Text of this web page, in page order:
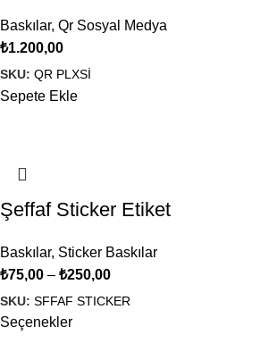
Baskılar, Qr Sosyal Medya
₺1.200,00
SKU: QR PLXSİ
Sepete Ekle
Şeffaf Sticker Etiket
Baskılar, Sticker Baskılar
₺75,00 – ₺250,00
SKU: SFFAF STICKER
Seçenekler